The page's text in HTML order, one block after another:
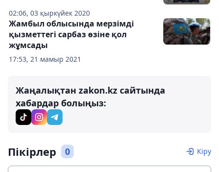
02:06, 03 қыркүйек 2020
17:53, 21 мамыр 2021
Жамбыл облысында мерзімді
қызметтегі сарбаз өзіне қол
жұмсады
Жаңалықтан zakon.kz сайтында
хабардар болыңыз:
Пікірлер 0 Кіру